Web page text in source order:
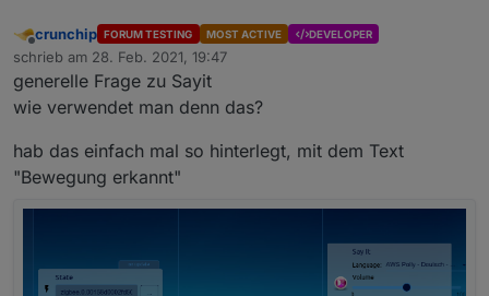
Offline
crunchip FORUM TESTING MOST ACTIVE DEVELOPER
schrieb am 28. Feb. 2021, 19:47
zuletzt editiert von
generelle Frage zu Sayit
wie verwendet man denn das?
hab das einfach mal so hinterlegt, mit dem Text
"Bewegung erkannt"